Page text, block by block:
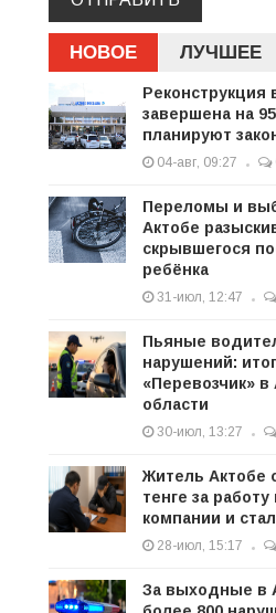
НОВОЕ ЛУЧШЕЕ
Реконструкция
завершена на
планируют
04-авг, 09:27
Переломы и
Актобе
скрывшегося
ребёнка
31-июл, 12:47
Пьяные
нарушений:
«Перевозчик»
области
30-июл, 13:27
Житель Актобе
тенге за
компании и
28-июл, 15:17
За выходные в